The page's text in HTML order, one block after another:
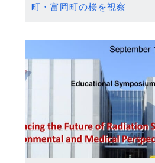
町・富岡町の桜を視察